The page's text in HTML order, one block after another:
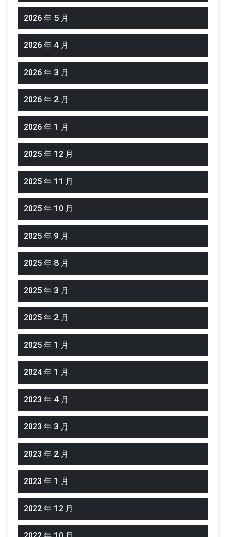
2026 年 5 月
2026 年 4 月
2026 年 3 月
2026 年 2 月
2026 年 1 月
2025 年 12 月
2025 年 11 月
2025 年 10 月
2025 年 9 月
2025 年 8 月
2025 年 3 月
2025 年 2 月
2025 年 1 月
2024 年 1 月
2023 年 4 月
2023 年 3 月
2023 年 2 月
2023 年 1 月
2022 年 12 月